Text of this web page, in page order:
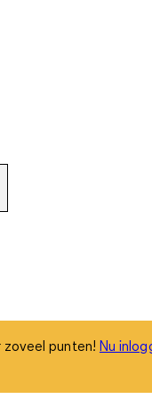
punten! Nu